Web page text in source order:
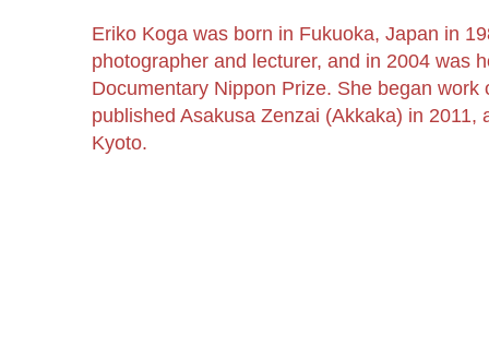
Eriko Koga was born in Fukuoka, Japan in
photographer and lecturer, and in 2004 was
Documentary Nippon Prize. She began work
published Asakusa Zenzai (Akkaka) in 2011,
Kyoto.